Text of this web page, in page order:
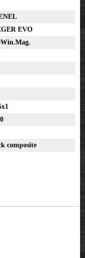
EVO
composite